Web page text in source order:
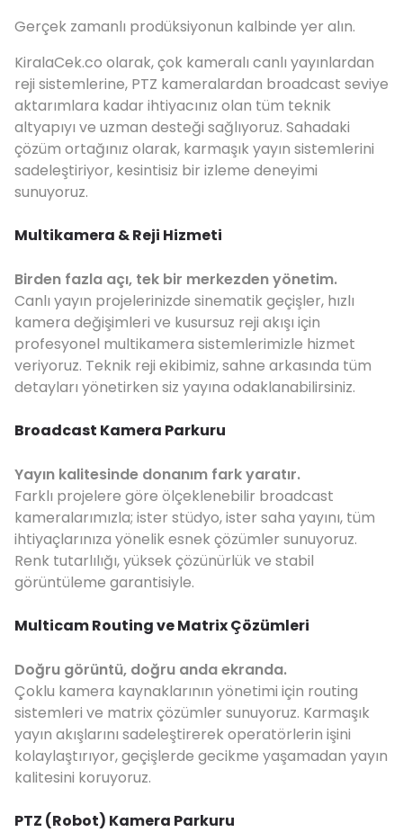
Gerçek zamanlı prodüksiyonun kalbinde yer alın.
KiralaCek.co olarak, çok kameralı canlı yayınlardan
reji sistemlerine, PTZ kameralardan broadcast seviye
aktarımlara kadar ihtiyacınız olan tüm teknik
altyapıyı ve uzman desteği sağlıyoruz. Sahadaki
çözüm ortağınız olarak, karmaşık yayın sistemlerini
sadeleştiriyor, kesintisiz bir izleme deneyimi
sunuyoruz.
Multikamera & Reji Hizmeti
Birden fazla açı, tek bir merkezden yönetim.
Canlı yayın projelerinizde sinematik geçişler, hızlı
kamera değişimleri ve kusursuz reji akışı için
profesyonel multikamera sistemlerimizle hizmet
veriyoruz. Teknik reji ekibimiz, sahne arkasında tüm
detayları yönetirken siz yayına odaklanabilirsiniz.
Broadcast Kamera Parkuru
Yayın kalitesinde donanım fark yaratır.
Farklı projelere göre ölçeklenebilir broadcast
kameralarımızla; ister stüdyo, ister saha yayını, tüm
ihtiyaçlarınıza yönelik esnek çözümler sunuyoruz.
Renk tutarlılığı, yüksek çözünürlük ve stabil
görüntüleme garantisiyle.
Multicam Routing ve Matrix Çözümleri
Doğru görüntü, doğru anda ekranda.
Çoklu kamera kaynaklarının yönetimi için routing
sistemleri ve matrix çözümler sunuyoruz. Karmaşık
yayın akışlarını sadeleştirerek operatörlerin işini
kolaylaştırıyor, geçişlerde gecikme yaşamadan yayın
kalitesini koruyoruz.
PTZ (Robot) Kamera Parkuru